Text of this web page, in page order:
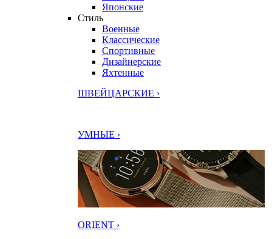
Японские
Стиль
Военные
Классические
Спортивные
Дизайнерские
Яхтенные
ШВЕЙЦАРСКИЕ ›
УМНЫЕ ›
ORIENT ›